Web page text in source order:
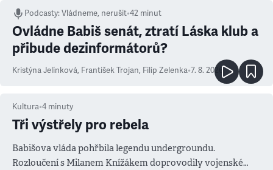
Podcasty:Vládneme, nerušit•42 minut
Ovládne Babiš senát, ztratí Láska klub a
přibude dezinformátorů?
Kristýna Jelínková, František Trojan, Filip Zelenka•7. 8. 2026
Kultura•4 minuty
Tři výstřely pro rebela
Babišova vláda pohřbila legendu undergroundu.
Rozloučení s Milanem Knížákem doprovodily vojenské